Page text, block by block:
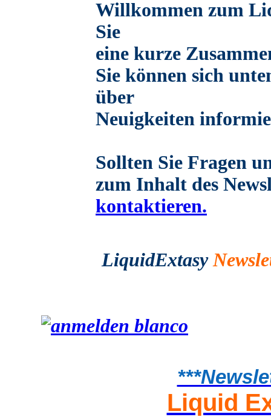
Willkommen zum
Sie
eine kurze
Sie können sich
über
Neuigkeiten
Sollten Sie Fragen
zum Inhalt des
kontaktieren.
LiquidExtasy
Liquid